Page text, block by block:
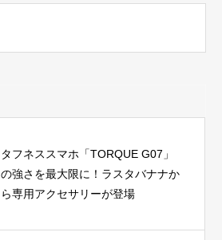
タフネススマホ「TORQUE G07」
の強さを最大限に！ラスタバナナか
ら専用アクセサリーが登場